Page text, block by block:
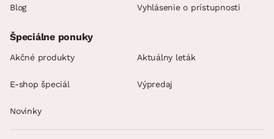
Blog Vyhlásenie o prístupnosti
Špeciálne ponuky
Akčné produkty Aktuálny leták
E-shop špeciál Výpredaj
Novinky